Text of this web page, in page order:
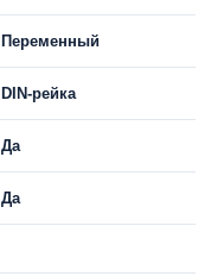
Переменный
DIN-рейка
Да
Да